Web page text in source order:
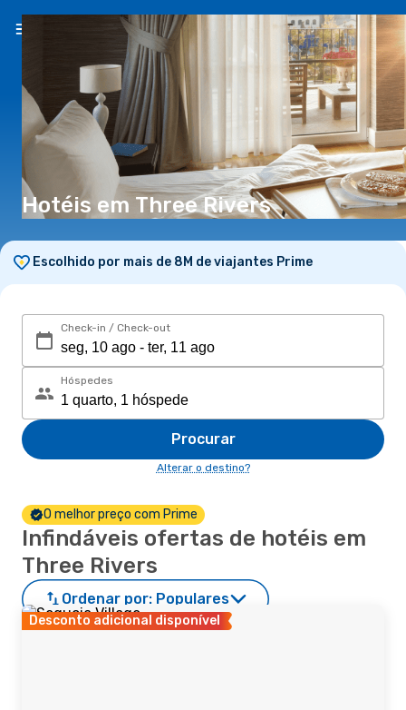
PT(€)
Hotéis em Three Rivers
Escolhido por mais de 8M de viajantes Prime
Check-in / Check-out
Hóspedes
Procurar
Alterar o destino?
O melhor preço com Prime
Infindáveis ofertas de hotéis em
Three Rivers
Ordenar por: Populares
Desconto adicional disponível